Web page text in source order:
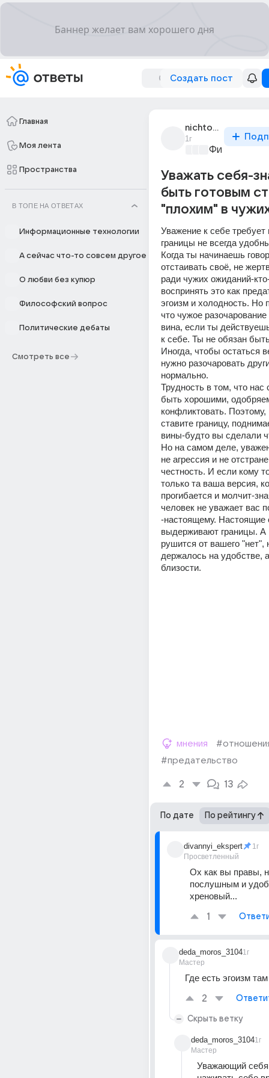
Создать пост
Главная
Моя лента
Пространства
В ТОПЕ НА ОТВЕТАХ
Информационные технологии
А сейчас что-то совсем другое
О любви без купюр
Философский вопрос
Политические дебаты
Смотреть все
nichto_ne_istina_1
1г
Уважать себя-
быть готовым
"плохим" в
Уважение к себе требует
границы не всегда
Когда ты начинаешь
отстаивать своё, не
ради чужих ожиданий-
воспринять это как
эгоизм и холодность. Но
что чужое разочарование
вина, если ты
к себе. Ты не обязан
Иногда, чтобы остаться
нужно разочаровать
нормально.
Трудность в том, что нас
быть хорошими,
конфликтовать. Поэтому,
ставите границу,
вины-будто вы сделали
Но на самом деле,
не агрессия и не
честность. И если кому
только та ваша версия,
прогибается и молчит-
человек не уважает вас
-настоящему. Настоящие
выдерживают границы. А
рушится от вашего
держалось на удобстве,
близости.
мнения
#предательство
2 13
По дате По рейтингу
divannyi_ekspert
Просветленный
1г
Ох как вы правы,
послушным и
хреновый...
1
deda_moros_3104
Мастер
1г
Где есть эгоизм
2
Скрыть ветку
deda_moros_3104
Мастер
1г
Уважающий себя